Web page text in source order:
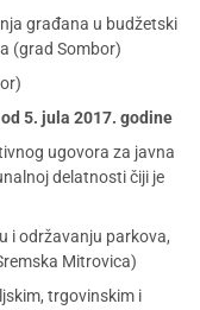
građana u budžetski
(grad Sombor)
5. jula 2017. godine
ugovora za javna
delatnosti čiji je
i održavanju parkova,
Mitrovica)
trgovinskim i